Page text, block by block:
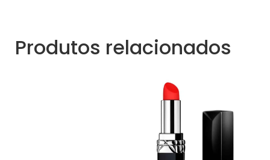
Produtos relacionados